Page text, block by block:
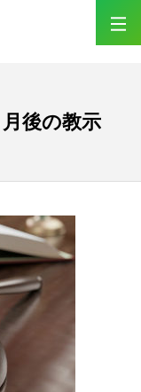
月後の教示